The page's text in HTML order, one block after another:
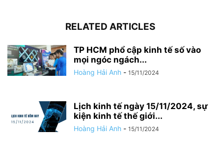
RELATED ARTICLES
TP HCM phổ cập kinh tế số vào
mọi ngóc ngách...
Hoàng Hải Anh - 15/11/2024
Lịch kinh tế ngày 15/11/2024, sự
kiện kinh tế thế giới...
Hoàng Hải Anh - 15/11/2024